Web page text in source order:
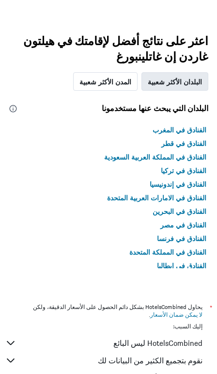
اعثر على نتائج أفضل لإقامتك في هيلتون
غاردن إن غاتلينبورغ
البلدان الأكثر شعبية المدن الأكثر شعبية
البلدان التي يبحث عنها مستخدمونا
الفنادق في المغرب
الفنادق في قطر
الفنادق في المملكة العربية السعودية
الفنادق في تركيا
الفنادق في إندونيسيا
الفنادق في الامارات العربية المتحدة
الفنادق في البحرين
الفنادق في مصر
الفنادق في فرنسا
الفنادق في المملكة المتحدة
الفنادق في إيطاليا
*
يحاول HotelsCombined بشكل دائم الحصول على الأسعار الدقيقة، ولكن
لا يمكن ضمان الأسعار .
إليك السبب:
HotelsCombined ليس البائع
نقوم بتجميع الكثير من البيانات لك